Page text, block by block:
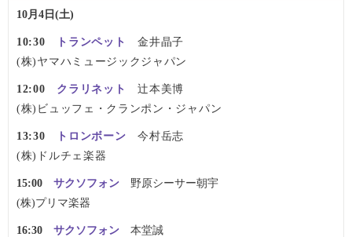
10月4日(土)
10:30 トランペット
金井晶子
(株)ヤマハミュージックジャパン
12:00 クラリネット
辻本美博
(株)ビュッフェ・クランポン・ジャパン
13:30 トロンボーン
今村岳志
(株)ドルチェ楽器
15:00 サクソフォン 野原シーサー朝宇
(株)プリマ楽器
16:30 サクソフォン 本堂誠